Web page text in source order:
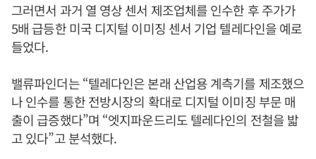
그러면서 과거 열 영상 센서 제조업체를 인수한 후 주가가
5배 급등한 미국 디지털 이미징 센서 기업 텔레다인을 예로
들었다.
밸류파인더는 “텔레다인은 본래 산업용 계측기를 제조했으
나 인수를 통한 전방시장의 확대로 디지털 이미징 부문 매
출이 급증했다”며 “엣지파운드리도 텔레다인의 전철을 밟
고 있다”고 분석했다.